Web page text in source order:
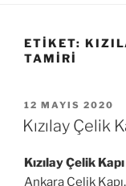
ETIKET:
TAMIRI
YAYIM
TARIHI
12 MAYIS 2020
Kızılay Çelik
Kızılay Çelik
Ankara Çelik